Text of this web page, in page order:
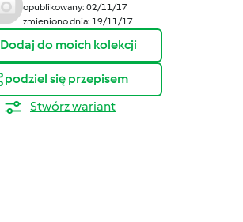
opublikowany: 02/11/17
zmieniono dnia: 19/11/17
Dodaj do moich kolekcji
podziel się przepisem
Stwórz wariant